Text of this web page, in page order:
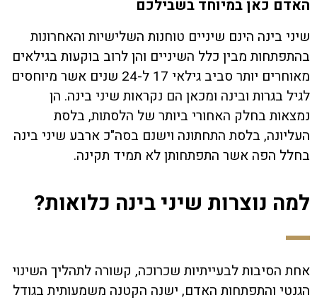
האדם כאן במיוחד בשבילכם
שיני בינה הינם שיניים טוחנות השלישיות והאחרונות
בהתפתחות מבין כלל השיניים והן לרוב בוקעות בגילאים
מאוחרים יותר סביב גילאי 17 ל-24 שנים אשר מיוחסים
לגיל בגרות ובינה ומכאן הם נקראות שיני בינה. הן
נמצאות בחלק האחורי ביותר של הלסתות, בלסת
העליונה, בלסת התחתונה וישנם בסה"כ ארבע שיני בינה
בחלל הפה אשר התפתחותן לא תמיד תקינה.
למה נוצרות שיני בינה כלואות?
אחת הסיבות לבעייתיות שכרוכה, קשורה לתהליך השינוי
הגנטי והתפתחות האדם, ישנה הקטנה משמעותית בגודל